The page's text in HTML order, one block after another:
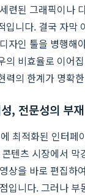
련된 그래픽이나
입니다. 결국 자막
자인 툴을 병행해
의 비효율로 이어
력의 한계가 명확
, 전문성의 부재
최적화된 인터페
텐츠 시장에서 막
상을 바로 편집하
입니다. 그러나 부